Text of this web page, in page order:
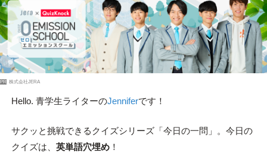
PR 株式会社JERA
Hello. 青学生ライターのJenniferです！
サクッと挑戦できるクイズシリーズ「今日の一問」。今日の
クイズは、 英単語穴埋め！